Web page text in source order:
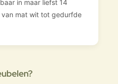
in maar liefst 14
mat wit tot gedurfde